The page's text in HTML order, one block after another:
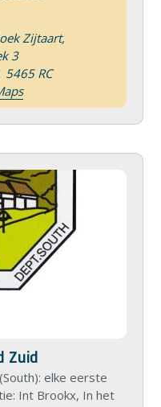
Zijtaart,
3
5465 RC
Zuid
elke eerste
Int Brookx, In het